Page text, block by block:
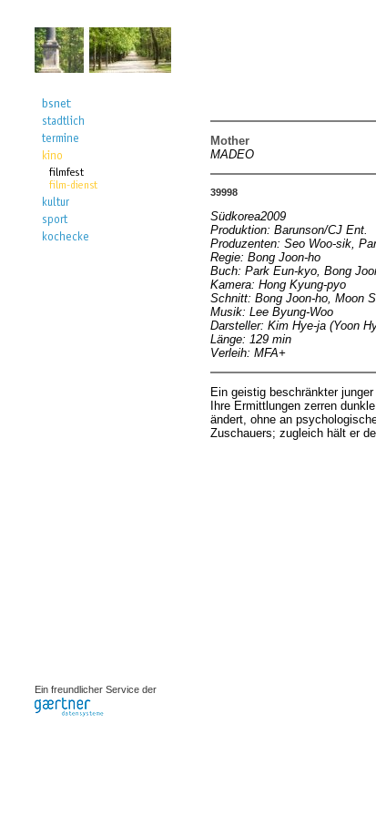
Mother
MADEO
39998
Südkorea2009
Produktion: Barunson/CJ Ent.
Produzenten: Seo Woo-sik,
Regie: Bong Joon-ho
Buch: Park Eun-kyo, Bong
Kamera: Hong Kyung-pyo
Schnitt: Bong Joon-ho, Moon
Musik: Lee Byung-Woo
Darsteller: Kim Hye-ja (Yoon
Länge: 129 min
Verleih: MFA+
Ein geistig beschränkter
Ihre Ermittlungen zerren
ändert, ohne an
Zuschauers; zugleich hält er
Ein freundlicher Service der